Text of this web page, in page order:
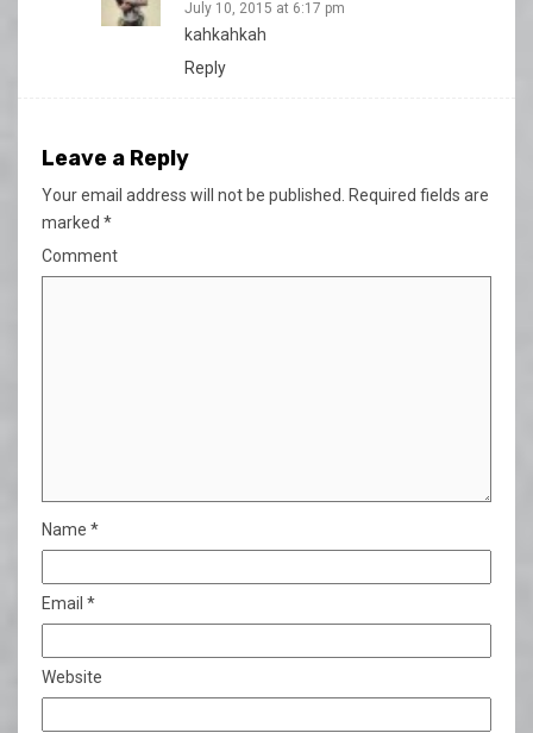
July 10, 2015 at 6:17 pm
kahkahkah
Reply
Leave a Reply
Your email address will not be published. Required fields are
marked *
Comment
Name *
Email *
Website